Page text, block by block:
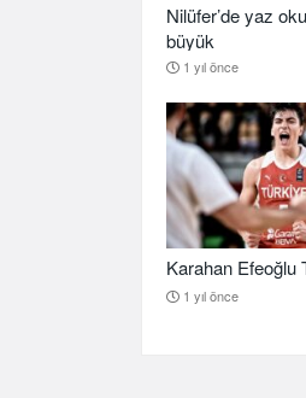
Nilüfer’de yaz
büyük
1 yıl önce
Karahan Efeoğlu
1 yıl önce